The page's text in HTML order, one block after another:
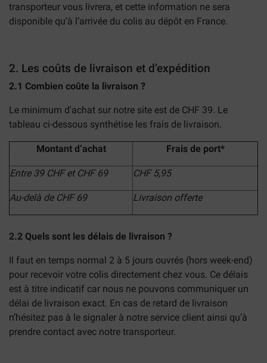
transporteur vous livrera, et cette information ne sera
disponible qu’à l’arrivée du colis au dépôt en France.
2. Les coûts de livraison et d’expédition
2.1 Combien coûte la livraison ?
Le minimum d'achat sur notre site est de CHF 39. Le
tableau ci-dessous synthétise les frais de livraison.
Montant d’achat Frais de port*
Entre 39 CHF et CHF 69 CHF 5,95
Au-delà de CHF 69 Livraison offerte
2.2 Quels sont les délais de livraison ?
Il faut en temps normal 2 à 5 jours ouvrés (hors week-end)
pour recevoir votre colis directement chez vous. Ce délais
est à titre indicatif car nous ne pouvons communiquer un
délai de livraison exact. En cas de retard de livraison
n’hésitez pas à le signaler à notre service client ainsi qu’à
prendre contact avec notre transporteur.